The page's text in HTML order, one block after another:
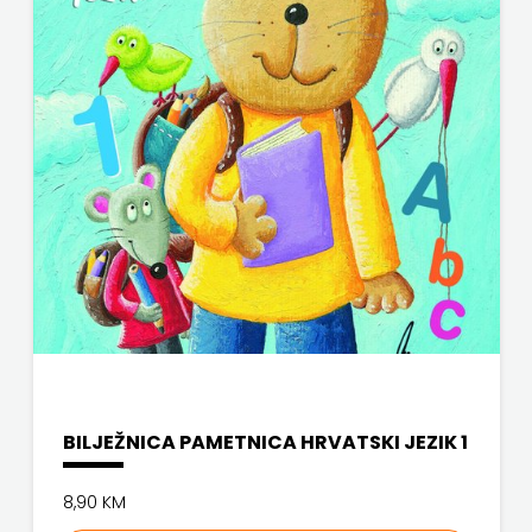
KONCEPT
IZADAVAŠTVO
KONCEPT
IZDAVAŠTVO
KRŠĆANSKA
SADAŠNJOST
KYRIOS
LIJEPA
LUMEN
MATICA
NAKLADA OCEANMORE
Naklada Rocky
NAKLADA SLAP
NAKLADA SV.ANTUNA
NAKLADA ULIKS
NARODNA KNJIŽNICA HNŽ/K
NAŠA DJECA
ODEON
OMEGA LAN
BILJEŽNICA PAMETNICA HRVATSKI JEZIK 1
8,90 KM